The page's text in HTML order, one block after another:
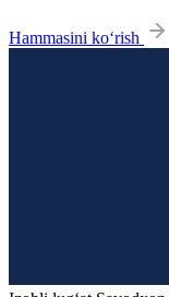
Hammasini ko‘rish